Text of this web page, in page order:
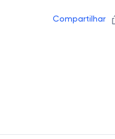
Compartilhar